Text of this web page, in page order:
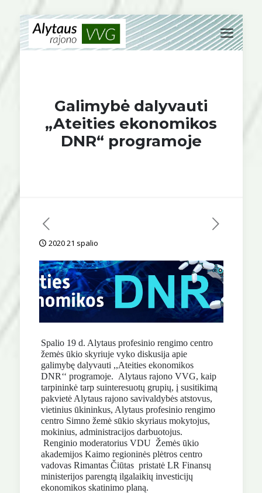
Galimybė dalyvauti
„Ateities ekonomikos
DNR“ programoje
2020 21 spalio
Spalio 19 d. Alytaus profesinio rengimo centro
žemės ūkio skyriuje vyko diskusija apie
galimybę dalyvauti ,,Ateities ekonomikos
DNR‘‘ programoje. Alytaus rajono VVG, kaip
tarpininkė tarp suinteresuotų grupių, į susitikimą
pakvietė Alytaus rajono savivaldybės atstovus,
vietinius ūkininkus, Alytaus profesinio rengimo
centro Simno žemė sūkio skyriaus mokytojus,
mokinius, administracijos darbuotojus.
Renginio moderatorius VDU Žemės ūkio
akademijos Kaimo regioninės plėtros centro
vadovas Rimantas Čiūtas pristatė LR Finansų
ministerijos parengtą ilgalaikių investicijų
ekonomikos skatinimo planą.